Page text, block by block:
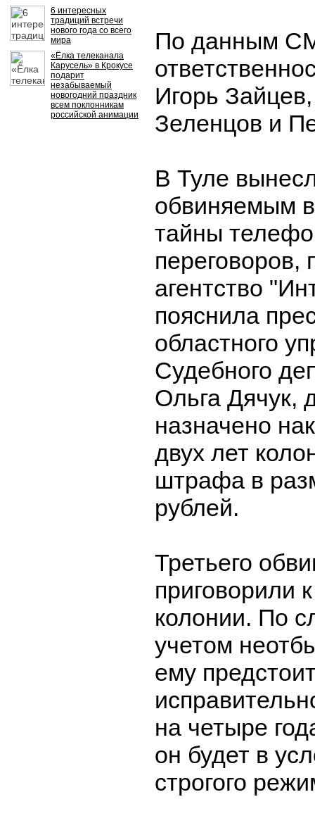
6 интересных
традиций встречи
нового года со всего
мира
«Ёлка телеканала
Карусель» в Крокусе
подарит
незабываемый
новогодний праздник
всем поклонникам
российской анимации
По данным
Игорь
Зеленцов и
В Туле
обвиняемым
тайны
переговоров,
агентство
пояснила
областного
Судебного
Ольга Дячук,
назначено
двух лет
штрафа в
рублей.
Третьего
приговорили
колонии. По
учетом
ему
на четыре
он будет в
строгого